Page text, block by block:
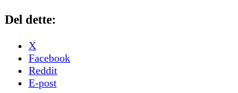
Del dette:
X
Facebook
Reddit
E-post